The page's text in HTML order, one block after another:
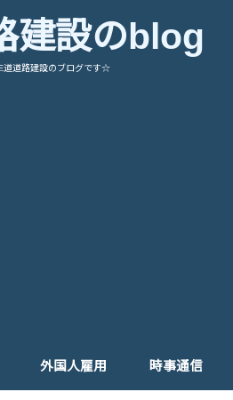
建設のblog
道道路建設のブログです☆
外国人雇用 時事通信